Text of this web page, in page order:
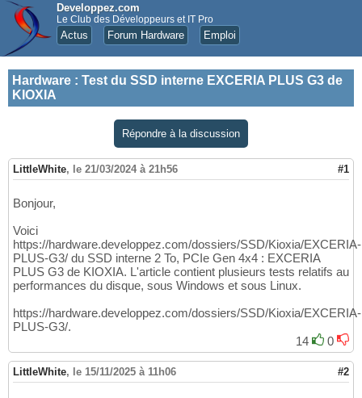
Developpez.com
Le Club des Développeurs et IT Pro
Actus Forum Hardware Emploi
Hardware : Test du SSD interne EXCERIA PLUS G3 de
KIOXIA
Répondre à la discussion
LittleWhite, le 21/03/2024 à 21h56 #1
Bonjour,
Voici
https://hardware.developpez.com/dossiers/SSD/Kioxia/EXCERIA-
PLUS-G3/ du SSD interne 2 To, PCIe Gen 4x4 : EXCERIA
PLUS G3 de KIOXIA. L'article contient plusieurs tests relatifs au
performances du disque, sous Windows et sous Linux.
https://hardware.developpez.com/dossiers/SSD/Kioxia/EXCERIA-
PLUS-G3/.
14
0
LittleWhite, le 15/11/2025 à 11h06 #2